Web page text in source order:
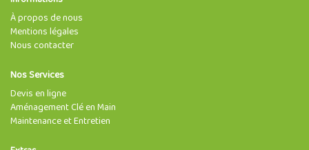
À propos de nous
Mentions légales
Nous contacter
Nos Services
Devis en ligne
Aménagement Clé en Main
Maintenance et Entretien